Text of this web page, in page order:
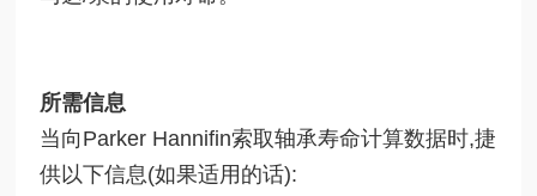
所需信息
当向Parker Hannifin索取轴承寿命计算数据时,捷
供以下信息(如果适用的话):